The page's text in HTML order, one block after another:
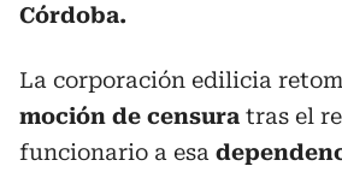
Córdoba.
La corporación edilicia
moción de censura tras el
funcionario a esa